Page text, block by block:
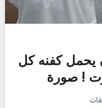
كفنه كل
! صورة